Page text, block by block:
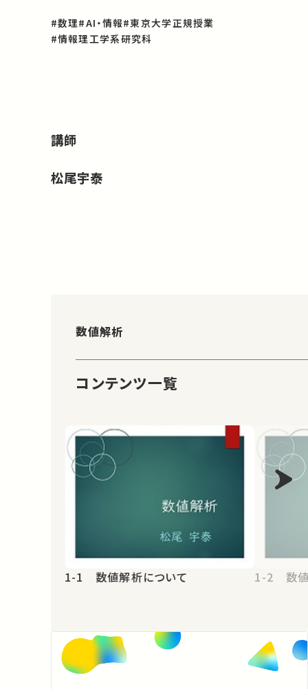
#数理#AI・情報#東京大学正規授業
#情報理工学系研究科
講師
松尾宇泰
数値解析
コンテンツ一覧
1-1 数値解析について 1-2 数値